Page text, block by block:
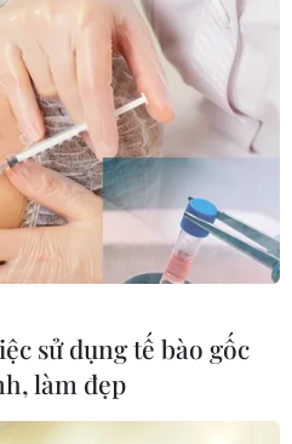
sử dụng tế bào gốc
làm đẹp